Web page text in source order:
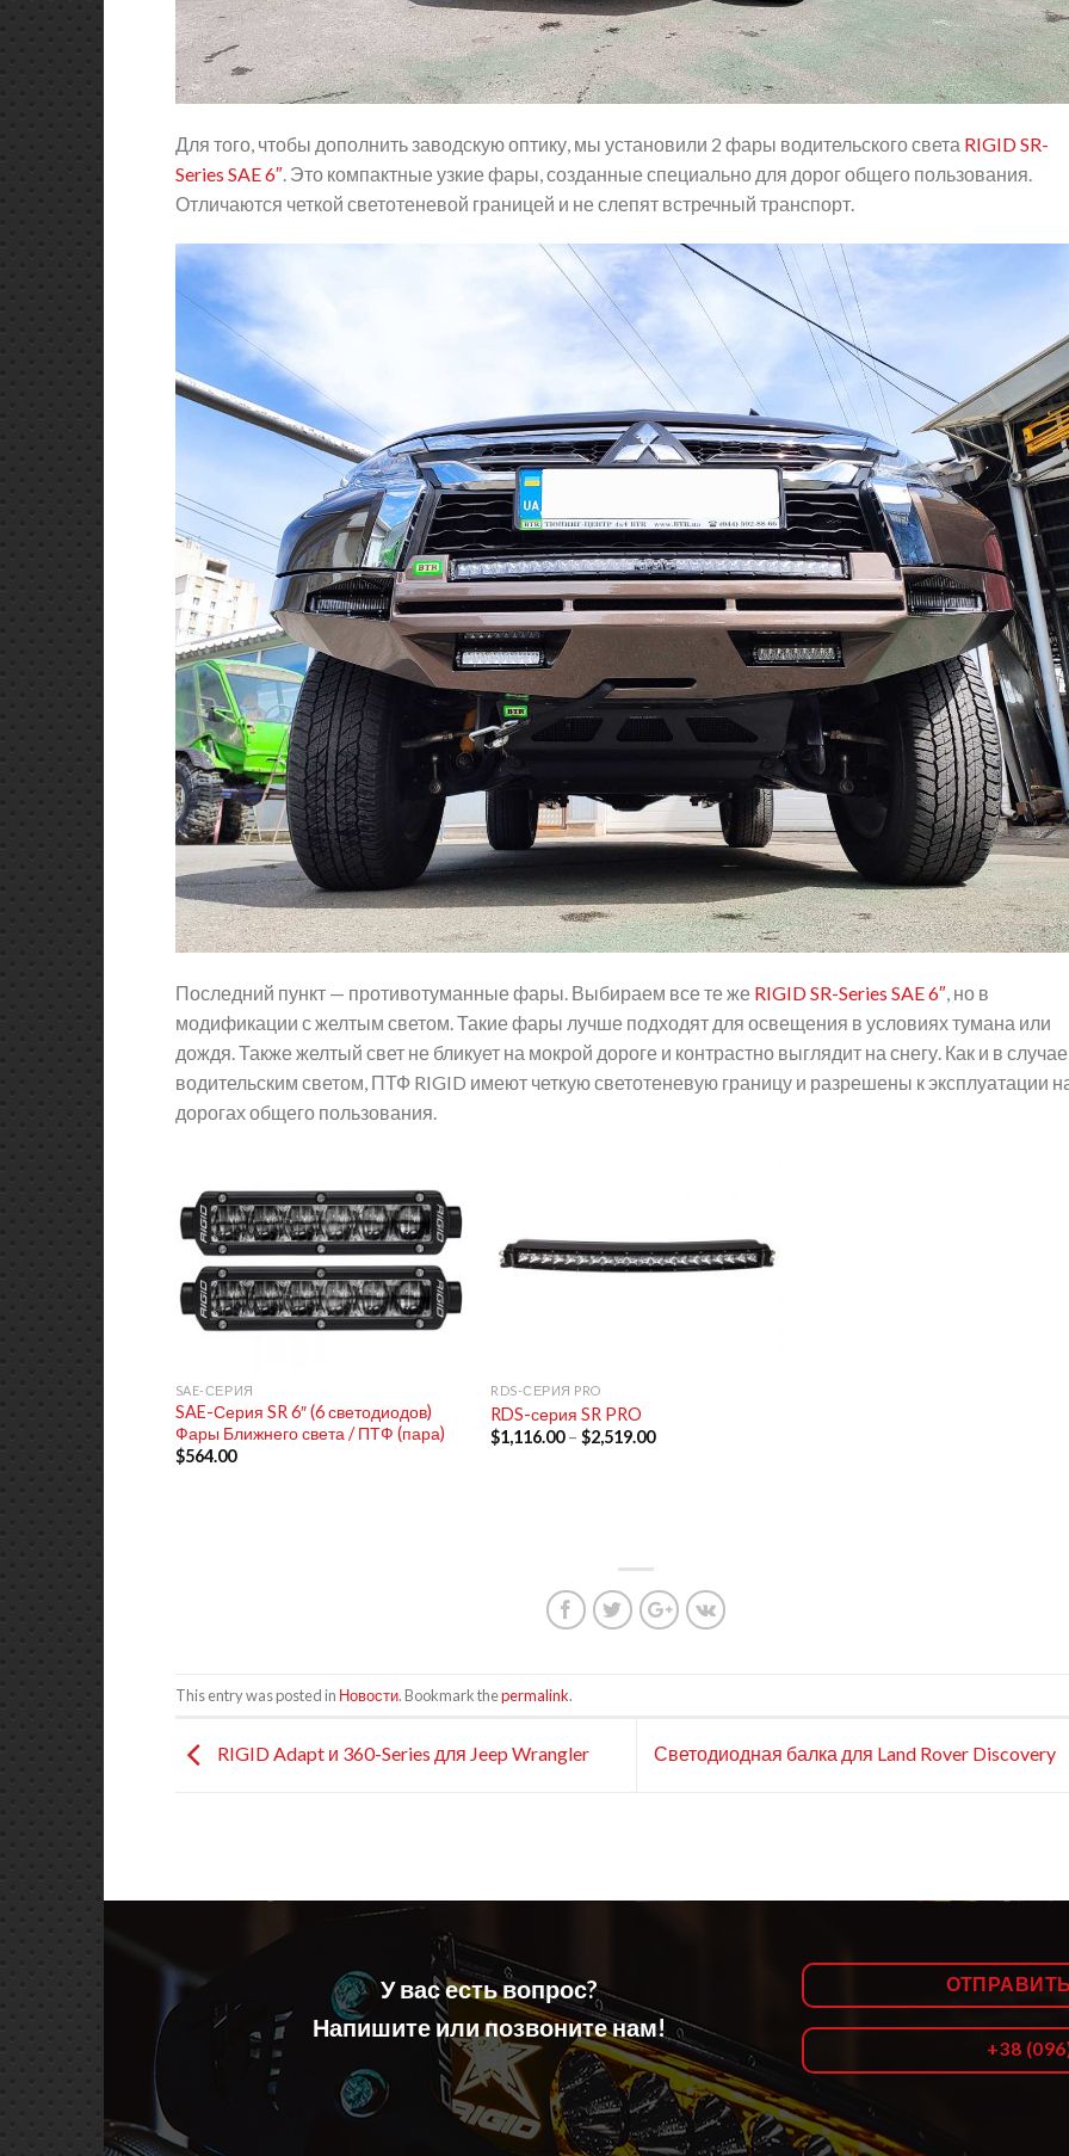
Для того, чтобы дополнить заводскую оптику, мы установили 2 фары водительского света RIGID SR-
Series SAE 6″. Это компактные узкие фары, созданные специально для дорог общего пользования.
Отличаются четкой светотеневой границей и не слепят встречный транспорт.
Последний пункт — противотуманные фары. Выбираем все те же RIGID SR-Series SAE 6″ , но в
модификации с желтым светом. Такие фары лучше подходят для освещения в условиях тумана или
дождя. Также желтый свет не бликует на мокрой дороге и контрастно выглядит на снегу. Как и в
водительским светом, ПТФ RIGID имеют четкую светотеневую границу и разрешены к эксплуатации
дорогах общего пользования.
SAE-СЕРИЯ
SAE-Серия SR 6″ (6 светодиодов)
Фары Ближнего света / ПТФ (пара)
$564.00
RDS-СЕРИЯ PRO
RDS-серия SR PRO
$1,116.00–$2,519.00
This entry was posted in Новости. Bookmark thepermalink.
RIGID Adapt и 360-Series для Jeep Wrangler Светодиодная балка для Land Rover Discovery
У вас есть вопрос?
Напишите или позвоните нам!
+38